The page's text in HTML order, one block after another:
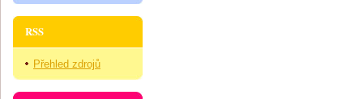
RSS
Přehled zdrojů